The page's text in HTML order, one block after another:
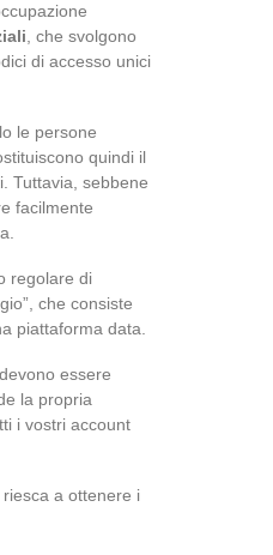
, che svolgono
di accesso unici
le persone
quindi il
Tuttavia, sebbene
facilmente
regolare di
che consiste
piattaforma data.
essere
la propria
i vostri account
a ottenere i